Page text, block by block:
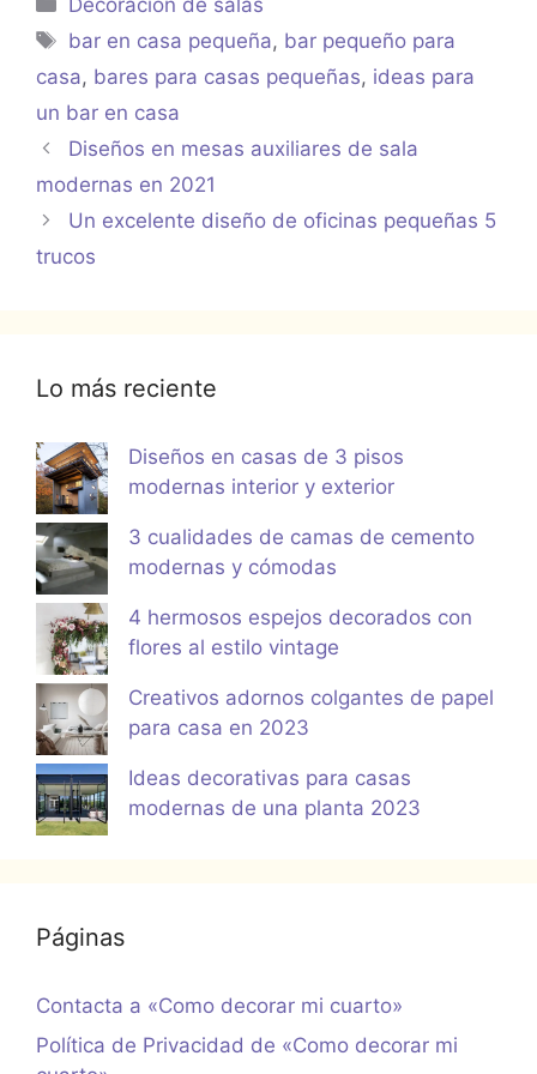
Etiquetas
bar en casa pequeña, bar pequeño para
casa, bares para casas pequeñas, ideas para
un bar en casa
Diseños en mesas auxiliares de sala
modernas en 2021
Un excelente diseño de oficinas pequeñas 5
trucos
Lo más reciente
Diseños en casas de 3 pisos
modernas interior y exterior
3 cualidades de camas de cemento
modernas y cómodas
4 hermosos espejos decorados con
flores al estilo vintage
Creativos adornos colgantes de papel
para casa en 2023
Ideas decorativas para casas
modernas de una planta 2023
Páginas
Contacta a «Como decorar mi cuarto»
Política de Privacidad de «Como decorar mi